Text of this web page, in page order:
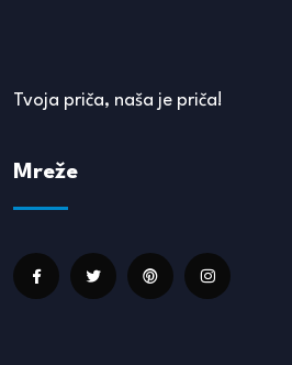
Tvoja priča, naša je priča!
Mreže